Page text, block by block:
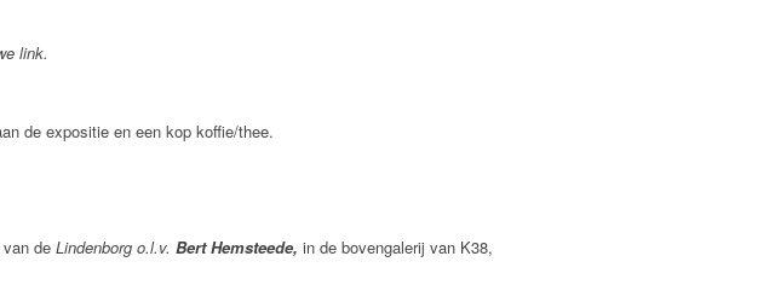
link.
de expositie en een kop koffie/thee.
de Lindenborg o.l.v. Bert Hemsteede, in de bovengalerij van K38,